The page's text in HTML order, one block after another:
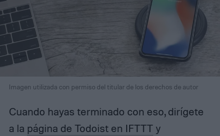
Imagen utilizada con permiso del titular de los derechos de autor
Cuando hayas terminado con eso, dirígete
a la página de Todoist en IFTTT y